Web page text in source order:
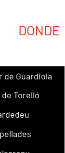
de Guardiola
Torelló